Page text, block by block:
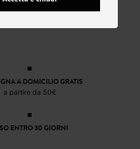
A DOMICILIO GRATIS
a partire da 50€
ENTRO 30 GIORNI